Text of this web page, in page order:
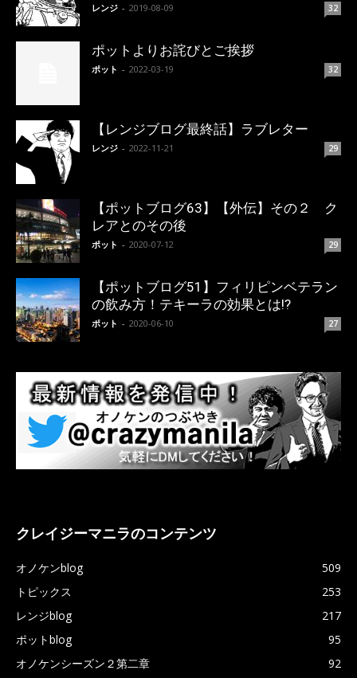
レンジ - 2019-08-09 32
ポットよりお詫びとご挨拶
ポット - 2022-03-19 32
【レンジブログ最終話】ラブレター
レンジ - 2022-11-21 29
【ポットブログ63】【外伝】その２ ク
レアとのその後
ポット - 2020-07-12 29
【ポットブログ51】フィリピンベテラン
の飲み方！テキーラの効果とは!?
ポット - 2020-06-10 27
クレイジーマニラのコンテンツ
オノケンblog
509
トピックス
253
レンジblog
217
ポットblog
95
オノケンシーズン２第二章
92